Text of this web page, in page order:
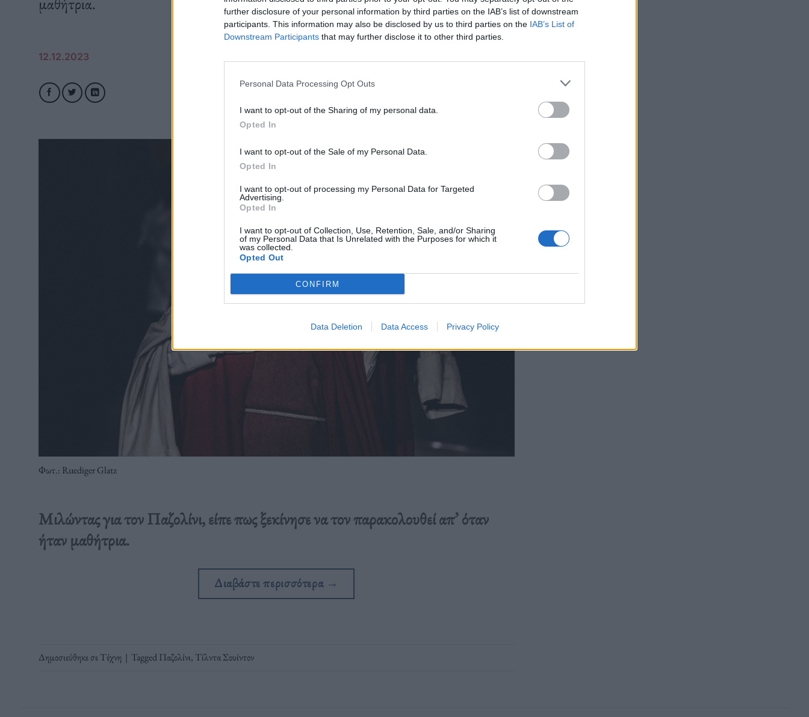
further disclosure of your personal information by third parties on the IAB’s list of downstream
participants. This information may also be disclosed by us to third parties on the IAB’s List of
Downstream Participants that may further disclose it to other third parties.
Personal Data Processing Opt Outs
I want to opt-out of the Sharing of my personal data.
Opted In
I want to opt-out of the Sale of my Personal Data.
Opted In
I want to opt-out of processing my Personal Data for Targeted
Advertising.
Opted In
I want to opt-out of Collection, Use, Retention, Sale, and/or Sharing
of my Personal Data that Is Unrelated with the Purposes for which it
was collected.
Opted Out
CONFIRM
Data Deletion Data Access Privacy Policy
12.12.2023
Φωτ.: Ruediger Glatz
Μιλώντας για τον Παζολίνι, είπε πως ξεκίνησε να τον παρακολουθεί απ’ όταν
ήταν μαθήτρια.
Διαβάστε περισσότερα →
Δημοσιεύθηκε σεΤέχνη | TaggedΠαζολίνι, Τίλντα Σουίντον